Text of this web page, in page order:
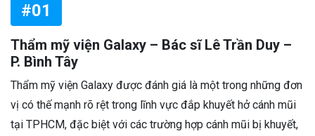
#01
Thẩm mỹ viện Galaxy – Bác sĩ Lê Trần Duy –
P. Bình Tây
Thẩm mỹ viện Galaxy được đánh giá là một trong những đơn
vị có thế mạnh rõ rệt trong lĩnh vực đắp khuyết hở cánh mũi
tại TPHCM, đặc biệt với các trường hợp cánh mũi bị khuyết,